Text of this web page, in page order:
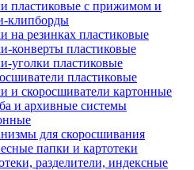
пластиковые с прижимом и
клипборды
на резинках пластиковые
конверты пластиковые
уголки пластиковые
пластиковые
и скоросшиватели картонные
и архивные системы
для скоросшивания
папки и картотеки
разделители, индексные